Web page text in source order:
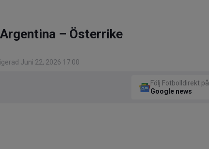
– Österrike
Juni 22, 2026 17:00
Följ Fotbolldirekt på
Google news